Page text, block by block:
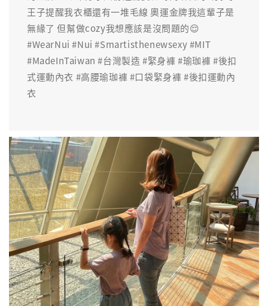
王子提醒我衣櫃還有一堆毛線 奧運金牌我這輩子是
無緣了 但幫做cozy我想應該是沒問題的😌
#WearNui #Nui #Smartisthenewsexy #MIT
#MadeInTaiwan #台灣製造 #緊身褲 #瑜珈褲 #後扣
式運動內衣 #高腰瑜珈褲 #口袋緊身褲 #後扣運動內
衣